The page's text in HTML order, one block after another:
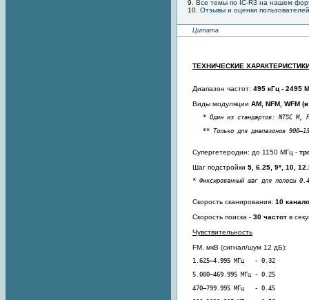
9. Все темы по IC-R3 на нашем
10. Отзывы и оценки пользователей
Цитата
ТЕХНИЧЕСКИЕ
Диапазон частот: 495 кГц - 2495
Виды модуляции AM, NFM, WFM
** Только для диапазонов
Супергетеродин: до 1150 МГц -
Шаг подстройки 5, 6.25, 9*, 10,
* Фиксированный шаг для полосы
Скорость сканирования: 10
Скорость поиска - 30 частот в
Чувствительность
FM, мкВ (сигнал/шум 12 дБ):